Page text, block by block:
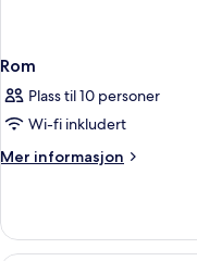
Rom
Plass til 10 personer
Wi-fi inkludert
Mer informasjon
Mer